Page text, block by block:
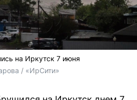
на Иркутск 7 июня
/ «ИрСити»